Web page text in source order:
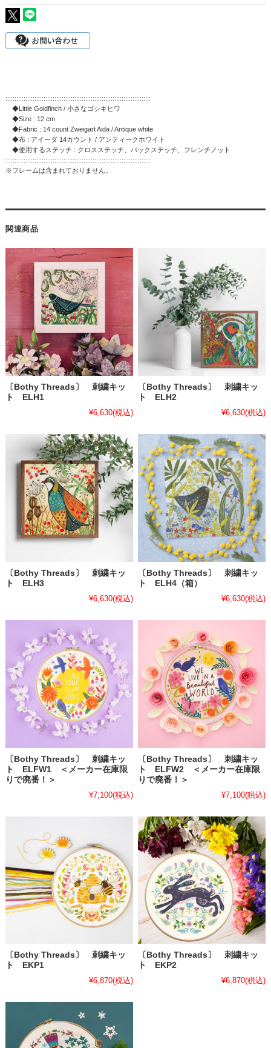
::::::::::::::::::::::::::::::::::::::::::::::::::::::::::::::::::::::::::::::::
◆Little Goldfinch / 小さなゴシキヒワ
◆Size : 12 cm
◆Fabric : 14 count Zweigart Aida / Antique white
◆布 : アイーダ 14カウント / アンティークホワイト
◆使用するステッチ : クロスステッチ、バックステッチ、フレンチノット
::::::::::::::::::::::::::::::::::::::::::::::::::::::::::::::::::::::::::::::::
※フレームは含まれておりません。
関連商品
〔Bothy Threads〕 刺繍キッ
ト ELH1
¥6,630(税込)
〔Bothy Threads〕 刺繍キッ
ト ELH2
¥6,630(税込)
〔Bothy Threads〕 刺繍キッ
ト ELH3
¥6,630(税込)
〔Bothy Threads〕 刺繍キッ
ト ELH4（箱）
¥6,630(税込)
〔Bothy Threads〕 刺繍キッ
ト ELFW1 ＜メーカー在庫限
りで廃番！＞
¥7,100(税込)
〔Bothy Threads〕 刺繍キッ
ト ELFW2 ＜メーカー在庫限
りで廃番！＞
¥7,100(税込)
〔Bothy Threads〕 刺繍キッ
ト EKP1
¥6,870(税込)
〔Bothy Threads〕 刺繍キッ
ト EKP2
¥6,870(税込)